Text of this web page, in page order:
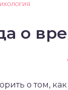
о
о том,